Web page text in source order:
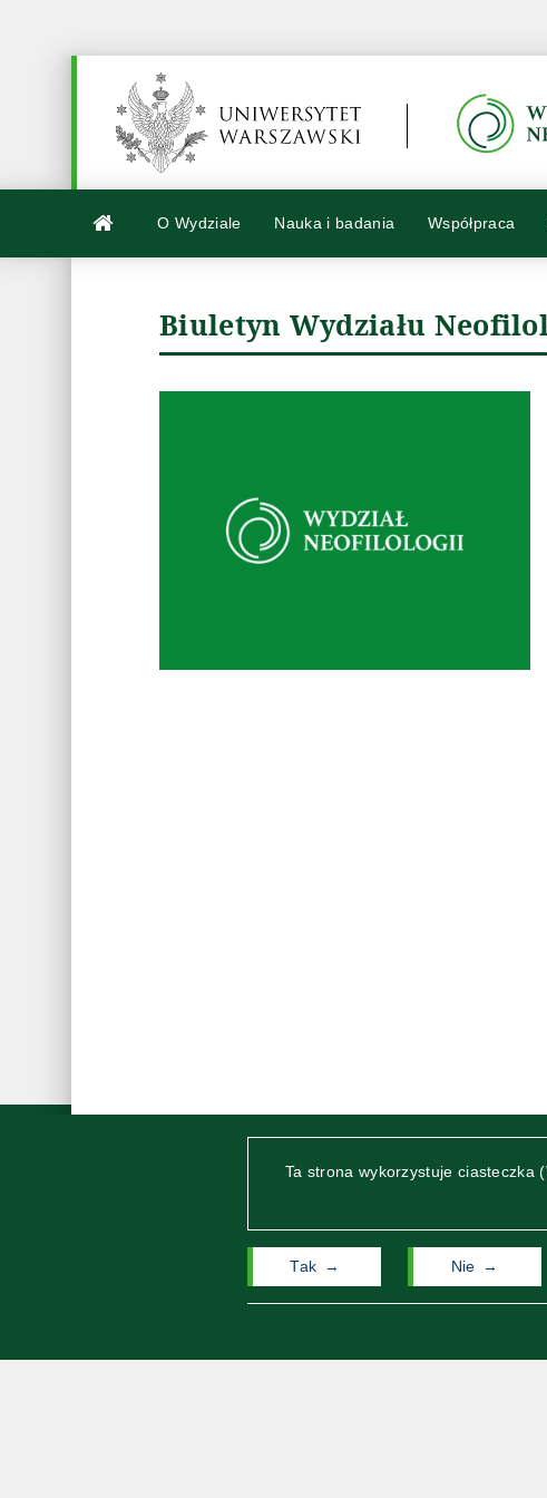
Ta strona wykorzystuje ciasteczka
Tak Nie
O Wydziale Nauka i badania Współpraca
Biuletyn Wydziału